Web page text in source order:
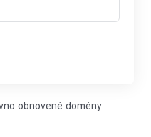
obnovené domény